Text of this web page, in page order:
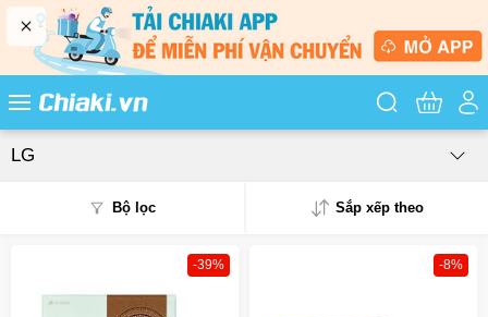
Tìm kiếm
LG
Bộ lọc Sắp xếp theo
-39% -8%